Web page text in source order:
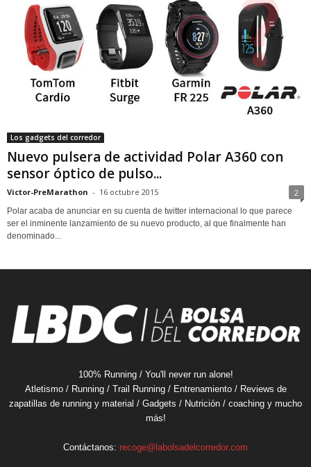
Los gadgets del corredor
Nuevo pulsera de actividad Polar A360 con
sensor óptico de pulso...
Victor-PreMarathon - 16 octubre 2015 2
Polar acaba de anunciar en su cuenta de twitter internacional lo que parece
ser el inminente lanzamiento de su nuevo producto, al que finalmente han
denominado...
100% Running / You'll never run alone!
Atletismo / Running / Trail Running / Entrenamiento / Reviews de
zapatillas de running y material / Gadgets / Nutrición / coaching y mucho
más!
Contáctanos: recoge@labolsadelcorredor.com